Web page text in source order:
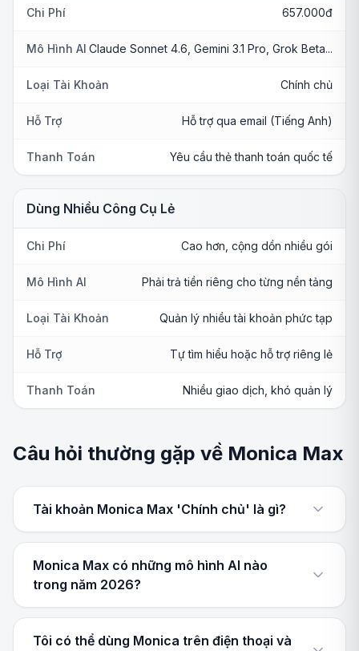
Chi Phí 657.000đ
Mô Hình AI Claude Sonnet 4.6, Gemini 3.1 Pro, Grok Beta...
Loại Tài Khoản Chính chủ
Hỗ Trợ Hỗ trợ qua email (Tiếng Anh)
Thanh Toán Yêu cầu thẻ thanh toán quốc tế
Dùng Nhiều Công Cụ Lẻ
Chi Phí Cao hơn, cộng dồn nhiều gói
Mô Hình AI Phải trả tiền riêng cho từng nền tảng
Loại Tài Khoản Quản lý nhiều tài khoản phức tạp
Hỗ Trợ Tự tìm hiểu hoặc hỗ trợ riêng lẻ
Thanh Toán Nhiều giao dịch, khó quản lý
Câu hỏi thường gặp về Monica Max
Tài khoản Monica Max 'Chính chủ' là gì?
Monica Max có những mô hình AI nào
trong năm 2026?
Tôi có thể dùng Monica trên điện thoại và